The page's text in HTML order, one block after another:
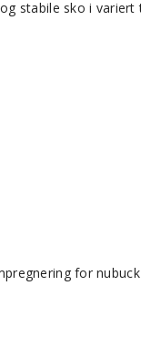
stabile sko i variert
for